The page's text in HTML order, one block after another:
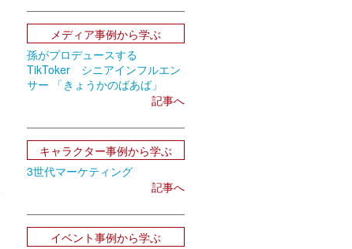
メディア事例から学ぶ
孫がプロデュースする
TikToker シニアインフルエン
サー 「きょうかのばあば」
記事へ
キャラクター事例から学ぶ
3世代マーケティング
記事へ
イベント事例から学ぶ